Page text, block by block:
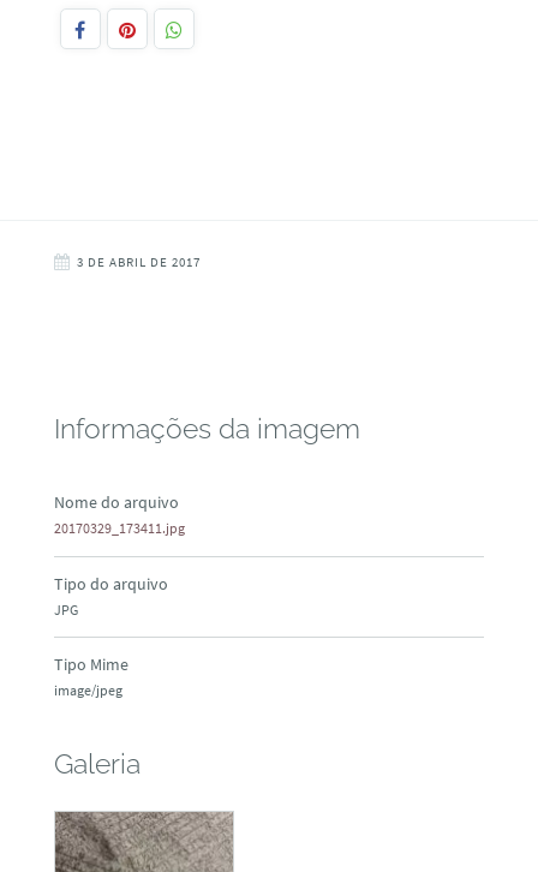
3 DE ABRIL DE 2017
Informações da imagem
Nome do arquivo
20170329_173411.jpg
Tipo do arquivo
JPG
Tipo Mime
image/jpeg
Galeria